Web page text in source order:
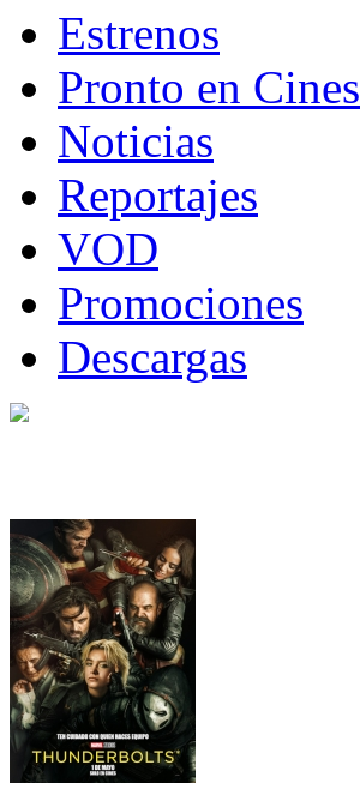
Estrenos
Pronto en Cines
Noticias
Reportajes
VOD
Promociones
Descargas